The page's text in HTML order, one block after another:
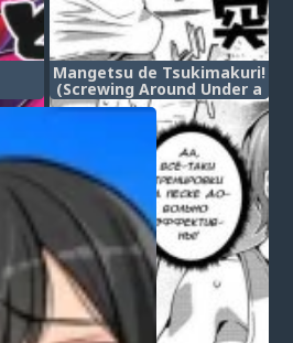
Mangetsu de Tsukimakuri!
(Screwing Around Under a
Full Moon Развлечение
при полной луне)